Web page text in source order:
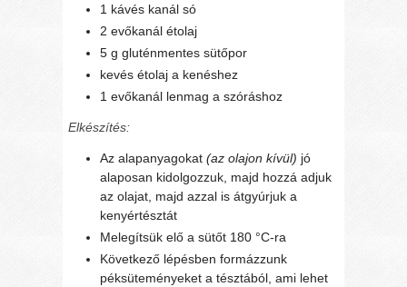
1 kávés kanál só
2 evőkanál étolaj
5 g gluténmentes sütőpor
kevés étolaj a kenéshez
1 evőkanál lenmag a szóráshoz
Elkészítés:
Az alapanyagokat(az olajon kívül) jó
alaposan kidolgozzuk, majd hozzá adjuk
az olajat, majd azzal is átgyúrjuk a
kenyértésztát
Melegítsük elő a sütőt 180 °C-ra
Következő lépésben formázzunk
péksüteményeket a tésztából, ami lehet